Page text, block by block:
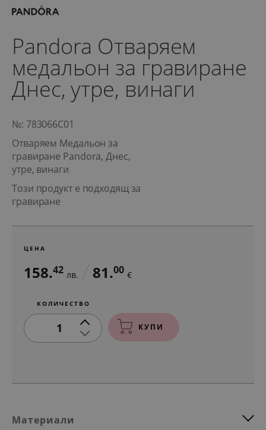
Pandora Отваряем
медальон за гравиране
Днес, утре, винаги
№: 783066C01
Отваряем Медальон за
гравиране Pandora, Днес,
утре, винаги
Този продукт е подходящ за
гравиране
ЦЕНА
158.42 лв. 81.00 €
КОЛИЧЕСТВО
1 КУПИ
Материали